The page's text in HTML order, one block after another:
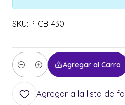
SKU: P-CB-430
Cantidad
Agregar al Carro
Agregar a la lista de